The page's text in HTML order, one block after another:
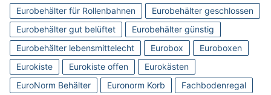
Eurobehälter für Rollenbahnen
Eurobehälter geschlossen
Eurobehälter gut belüftet
Eurobehälter günstig
Eurobehälter lebensmittelecht
Eurobox
Euroboxen
Eurokiste
Eurokiste offen
Eurokästen
EuroNorm Behälter
Euronorm Korb
Fachbodenregal